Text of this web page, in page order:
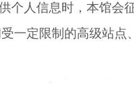
个人信息时，本馆会
一定限制的高级站